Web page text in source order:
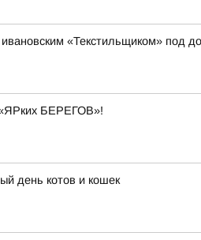
«Текстильщиком» под
БЕРЕГОВ»!
день котов и кошек